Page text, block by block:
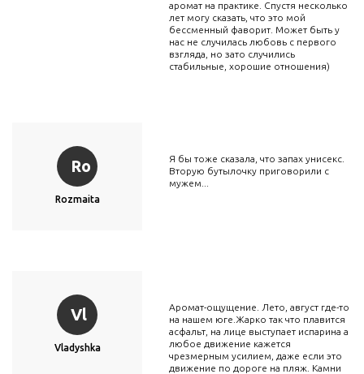
аромат на практике. Спустя несколько
лет могу сказать, что это мой
бессменный фаворит. Может быть у
нас не случилась любовь с первого
взгляда, но зато случились
стабильные, хорошие отношения)
Ro
Rozmaita
Я бы тоже сказала, что запах унисекс.
Вторую бутылочку приговорили с
мужем...
Vl
Vladyshka
Аромат-ощущение. Лето, август где-то
на нашем юге.Жарко так что плавится
асфальт, на лице выступает испарина а
любое движение кажется
чрезмерным усилием, даже если это
движение по дороге на пляж. Камни